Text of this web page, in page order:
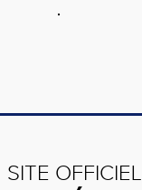
SITE OFFICIEL